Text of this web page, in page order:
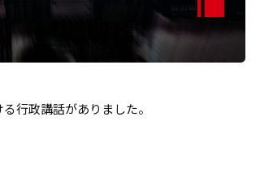
行政講話がありました。